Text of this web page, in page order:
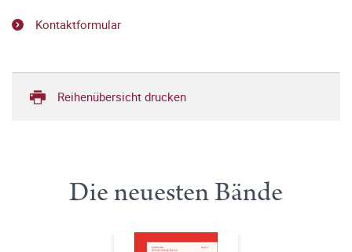
Kontaktformular
Reihenübersicht drucken
Die neuesten Bände